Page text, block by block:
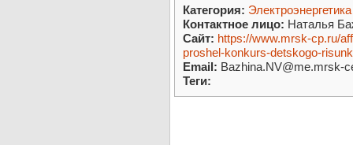
Категория: Электроэнергетика
Контактное лицо: Наталья
Сайт: https://www.mrsk-cp.ru/
proshel-konkurs-detskogo-
Email: Bazhina.NV@me.mrsk-
Теги: